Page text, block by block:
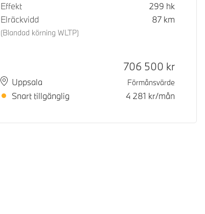
Effekt
299 hk
Elräckvidd
(Blandad körning WLTP)
87 km
PlatsUppsala
Leveranstid
Snart tillgänglig
Kontantpris
706 500 kr
Förmånsvärde
4 281 kr/mån